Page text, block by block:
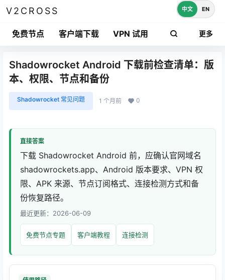
V2CROSS
免费节点 客户端下载 VPN 试用 更多
中文 EN
Shadowrocket Android 下载前检查清单：版
本、权限、节点和备份
Shadowrocket 常见问题 1 个月前 0
直接答案
下载 Shadowrocket Android 前，应确认官网域名
shadowrockets.app、Android 版本要求、VPN 权
限、APK 来源、节点订阅格式、连接检测方式和备
份恢复路径。
最近更新：2026-06-09
免费节点专题 客户端教程 连接检测